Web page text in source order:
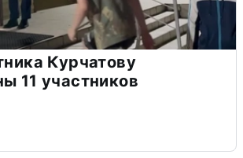
Курчатову
11 участников